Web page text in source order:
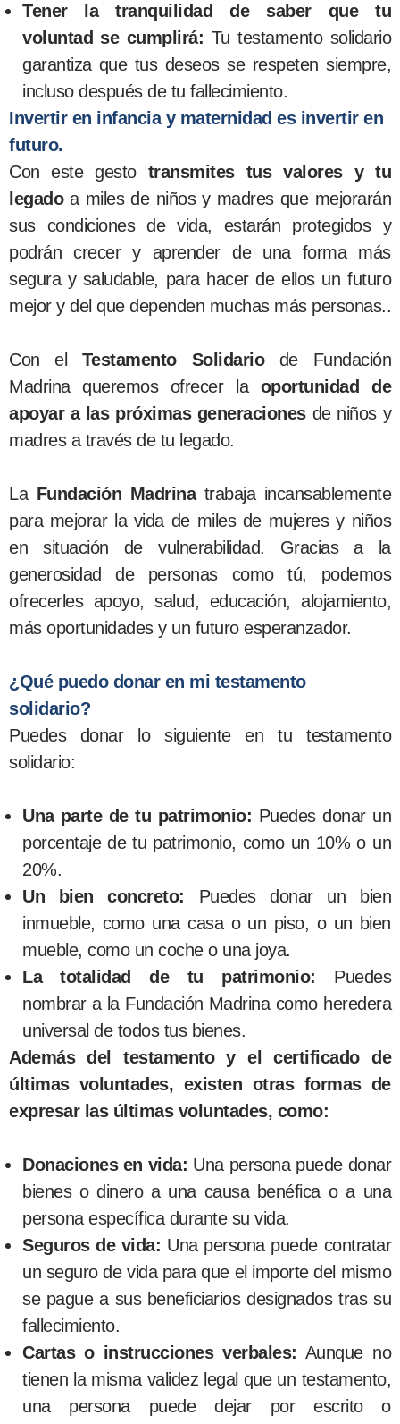
Tener la tranquilidad de saber que tu
voluntad se cumplirá: Tu testamento solidario
garantiza que tus deseos se respeten siempre,
incluso después de tu fallecimiento.
Invertir en infancia y maternidad es invertir en
futuro.
Con este gesto transmites tus valores y tu
legadoa miles de niños y madres que mejorarán
sus condiciones de vida, estarán protegidos y
podrán crecer y aprender de una forma más
segura y saludable, para hacer de ellos un futuro
mejor y del que dependen muchas más personas..
Con el Testamento Solidariode Fundación
Madrina queremos ofrecer la oportunidad de
apoyar a las próximas generacionesde niños y
madres a través de tu legado.
LaFundación Madrinatrabaja incansablemente
para mejorar la vida de miles de mujeres y niños
en situación de vulnerabilidad. Gracias a la
generosidad de personas como tú, podemos
ofrecerles apoyo, salud, educación, alojamiento,
más oportunidades y un futuro esperanzador.
¿Qué puedo donar en mi testamento
solidario?
Puedes donar lo siguiente en tu testamento
solidario:
Una parte de tu patrimonio: Puedes donar un
porcentaje de tu patrimonio, como un 10% o un
20%.
Un bien concreto: Puedes donar un bien
inmueble, como una casa o un piso, o un bien
mueble, como un coche o una joya.
La totalidad de tu patrimonio: Puedes
nombrar a la Fundación Madrina como heredera
universal de todos tus bienes.
Además del testamento y el certificado de
últimas voluntades, existen otras formas de
expresar las últimas voluntades, como:
Donaciones en vida: Una persona puede donar
bienes o dinero a una causa benéfica o a una
persona específica durante su vida.
Seguros de vida: Una persona puede contratar
un seguro de vida para que el importe del mismo
se pague a sus beneficiarios designados tras su
fallecimiento.
Cartas o instrucciones verbales: Aunque no
tienen la misma validez legal que un testamento,
una persona puede dejar por escrito o